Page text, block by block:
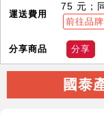
運送費用
75 元；
前往品
分享商品 分享
國泰